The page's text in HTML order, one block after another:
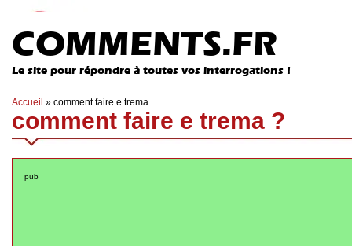
COMMENTS.FR
Le site pour répondre à toutes vos interrogations !
Accueil » comment faire e trema
comment faire e trema ?
pub